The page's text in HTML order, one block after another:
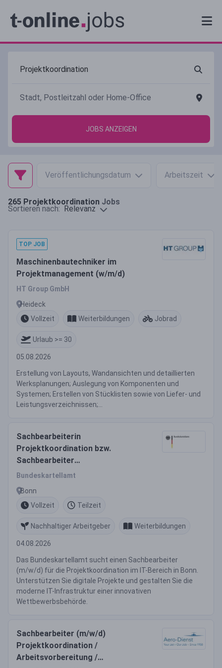
JOBS ANZEIGEN
Veröffentlichungsdatum Arbeitszeit
265 Projektkoordination Jobs
Sortieren nach: Relevanz
TOP JOB
Maschinenbautechniker im
Projektmanagement (w/m/d)
HT Group GmbH
Heideck
Vollzeit
Weiterbildungen Jobrad
Urlaub >= 30
05.08.2026
Erstellung von Layouts, Wandansichten und detaillierten
Werksplanungen; Auslegung von Komponenten und
Systemen; Erstellen von Stücklisten sowie von Liefer- und
Leistungsverzeichnissen;...
Sachbearbeiterin
Projektkoordination bzw.
Sachbearbeiter
Projektkoordination (w/m/d)
Bundeskartellamt
Bonn
Vollzeit
Teilzeit
Nachhaltiger Arbeitgeber Weiterbildungen
04.08.2026
Das Bundeskartellamt sucht einen Sachbearbeiter
(m/w/d) für die Projektkoordination im IT-Bereich in Bonn.
Unterstützen Sie digitale Projekte und gestalten Sie die
moderne IT-Infrastruktur einer innovativen
Wettbewerbsbehörde.
Sachbearbeiter (m/w/d)
Projektkoordination /
Arbeitsvorbereitung /